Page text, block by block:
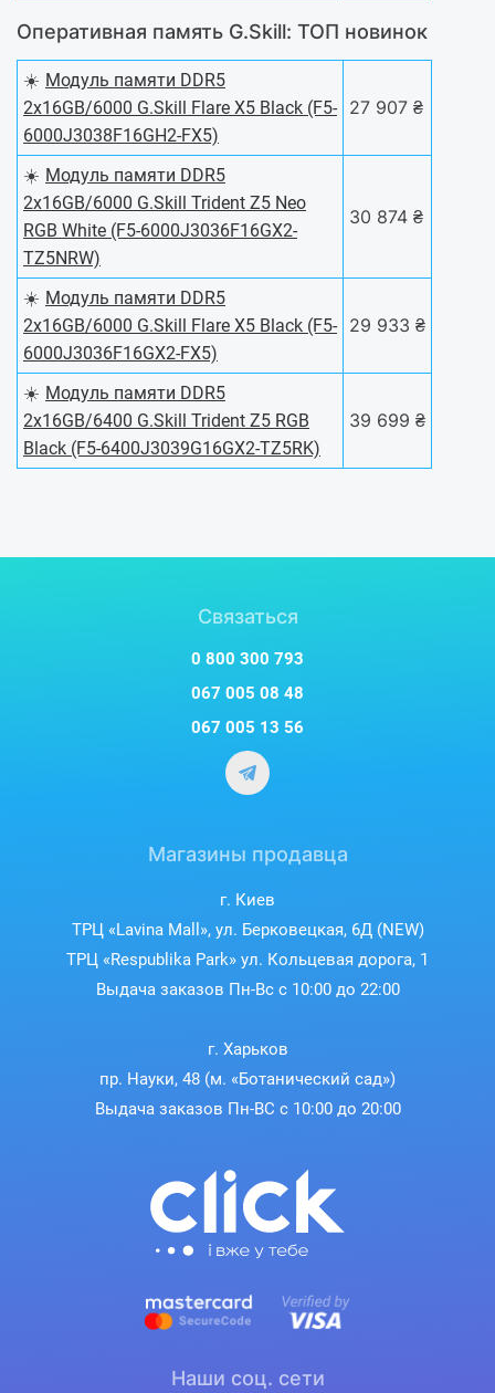
Оперативная память G.Skill: ТОП новинок
☀️ Модуль памяти DDR5
2x16GB/6000 G.Skill Flare X5 Black (F5-
6000J3038F16GH2-FX5)
27 907 ₴
☀️ Модуль памяти DDR5
2x16GB/6000 G.Skill Trident Z5 Neo
RGB White (F5-6000J3036F16GX2-
TZ5NRW)
30 874 ₴
☀️ Модуль памяти DDR5
2x16GB/6000 G.Skill Flare X5 Black (F5-
6000J3036F16GX2-FX5)
29 933 ₴
☀️ Модуль памяти DDR5
2x16GB/6400 G.Skill Trident Z5 RGB
Black (F5-6400J3039G16GX2-TZ5RK)
39 699 ₴
Связаться
0 800 300 793
067 005 08 48
067 005 13 56
Магазины продавца
г. Киев
ТРЦ «Lavina Mall», ул. Берковецкая, 6Д (NEW)
ТРЦ «Respublika Park» ул. Кольцевая дорога, 1
Выдача заказов Пн-Вс с 10:00 до 22:00
г. Харьков
пр. Науки, 48 (м. «Ботанический сад»)
Выдача заказов Пн-ВС с 10:00 до 20:00
Наши соц. сети